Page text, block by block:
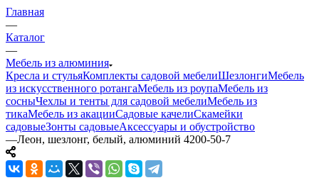
Главная
—
Каталог
—
Мебель из алюминия
Кресла и стульяКомплекты садовой мебелиШезлонгиМебель
из искусственного ротангаМебель из роупаМебель из
сосныЧехлы и тенты для садовой мебелиМебель из
тикаМебель из акацииСадовые качелиСкамейки
садовыеЗонты садовыеАксессуары и обустройство
—Леон, шезлонг, белый, алюминий 4200-50-7